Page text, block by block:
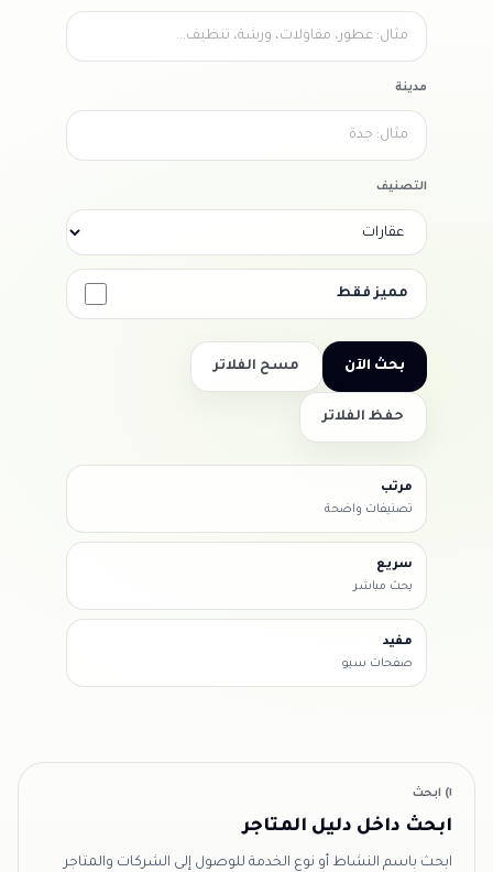
مدينة
التصنيف
مميز فقط
بحث الآن مسح الفلاتر
حفظ الفلاتر
مرتب
تصنيفات واضحة
سريع
بحث مباشر
مفيد
صفحات سيو
١) ابحث
ابحث داخل دليل المتاجر
ابحث باسم النشاط أو نوع الخدمة للوصول إلى الشركات والمتاجر